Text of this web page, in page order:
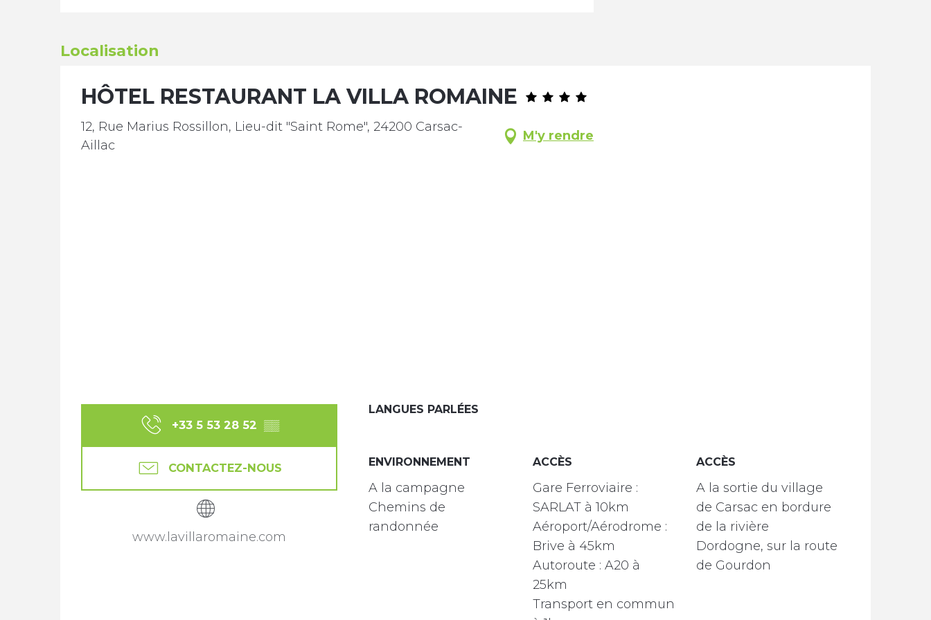
Localisation
HÔTEL RESTAURANT LA VILLA ROMAINE
12, Rue Marius Rossillon, Lieu-dit "Saint Rome", 24200 Carsac-
Aillac
M'y rendre
+33 5 53 28 52 ▒▒
CONTACTEZ-NOUS
www.lavillaromaine.com
LANGUES PARLÉES
LANGUES PARLÉES
ENVIRONNEMENT
ENVIRONNEMENT
A la campagne
Chemins de
randonnée
ACCÈS
ACCÈS
Gare Ferroviaire :
SARLAT à 10km
Aéroport/Aérodrome :
Brive à 45km
Autoroute : A20 à
25km
Transport en commun
ACCÈS
ACCÈS
A la sortie du village
de Carsac en bordure
de la rivière
Dordogne, sur la route
de Gourdon